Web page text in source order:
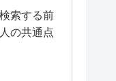
索する前
の共通点